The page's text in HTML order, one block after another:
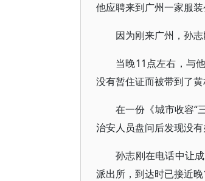
他应聘来到广州一家服装
因为刚来广州，孙
当晚11点左右，与
没有暂住证而被带到了黄
在一份《城市收容“
治安人员盘问后发现没
孙志刚在电话中让
派出所，到达时已接近晚